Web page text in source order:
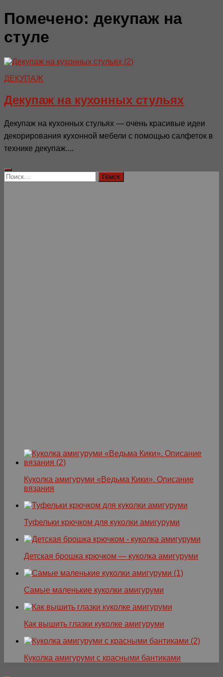
Помечено: декупаж на
стуле
ДЕКУПАЖ
Декупаж на кухонных стульях
Декупаж на кухонных стульях — очень красивые идеи
декорирования кухонной мебели с помощью салфеток в
технике декупаж....
Найти:
Куколка амигуруми «Ведьма Кики». Описание
вязания
Туфельки крючком для куколки амигуруми
Детская брошка крючком — куколка амигуруми
Самые маленькие куколки амигуруми
Как вышить глазки куколке амигуруми
Куколка амигуруми с красными бантиками